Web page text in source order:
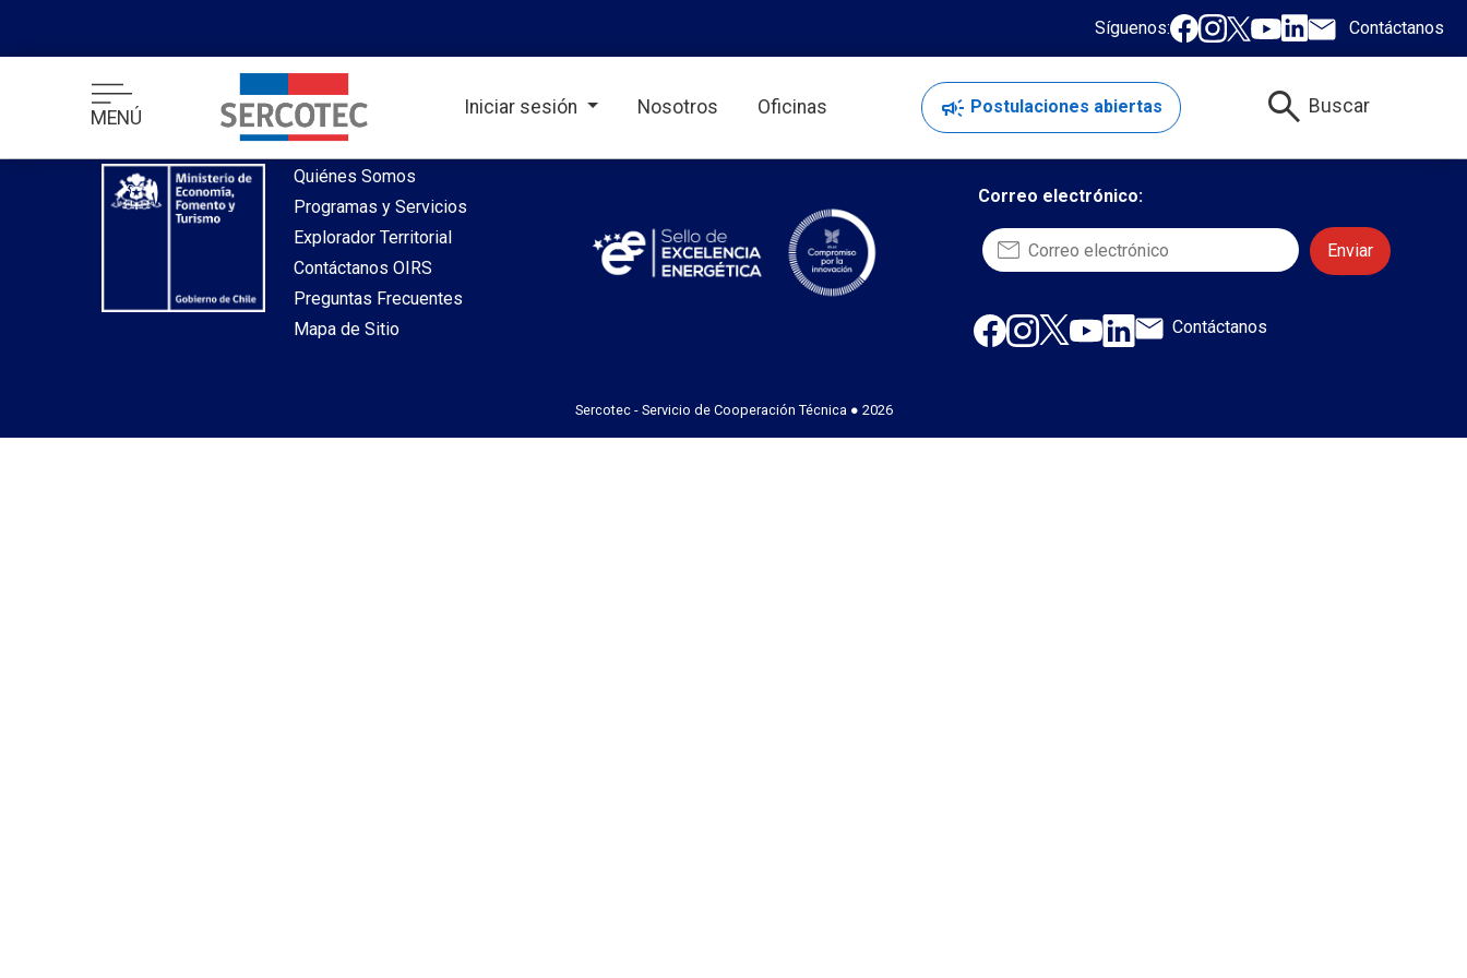
Síguenos: Contáctanos
MENÚ Iniciar sesión Nosotros Oficinas campaign Postulaciones abiertas search Buscar
desde index.php
Inicio
Quiénes Somos
Programas y Servicios
Explorador Territorial
Contáctanos OIRS
Preguntas Frecuentes
Mapa de Sitio
Correo electrónico:
Contáctanos
Sercotec - Servicio de Cooperación Técnica ● 2026